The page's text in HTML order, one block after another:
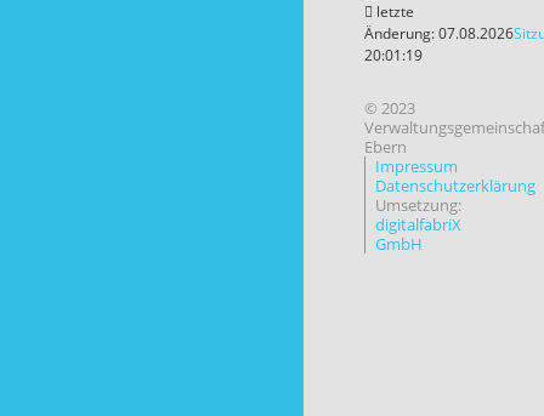
letzte
Änderung: 07.08.2026
20:01:19
© 2023
Ebern
Impressum
Datenschutzerklärung
Umsetzung:
digitalfabriX
GmbH